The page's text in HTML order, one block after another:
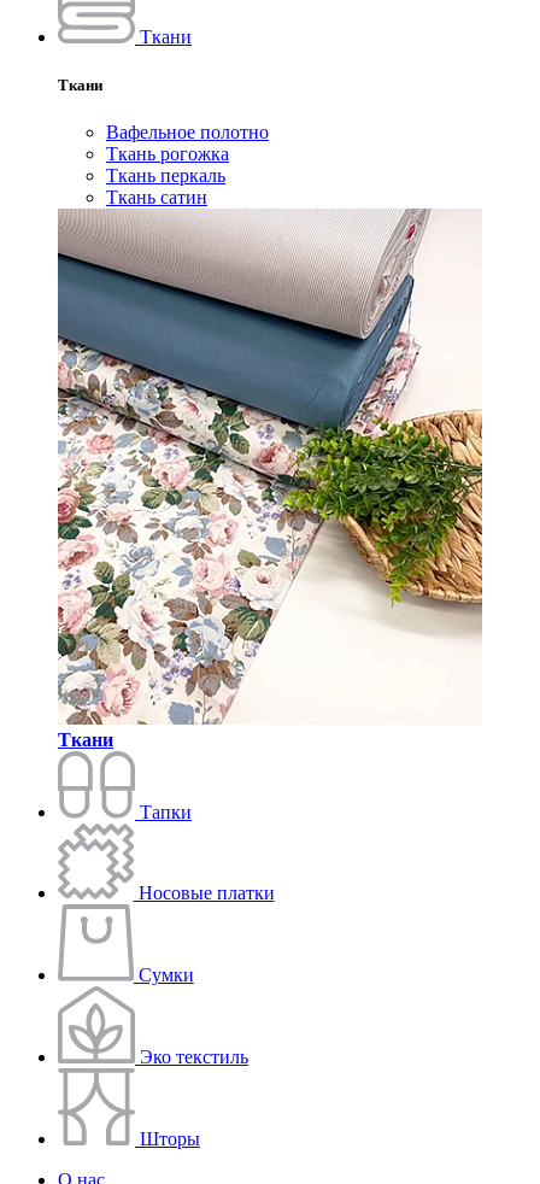
Ткани
Ткани
Вафельное полотно
Ткань рогожка
Ткань перкаль
Ткань сатин
Ткани
Тапки
Носовые платки
Сумки
Эко текстиль
Шторы
О нас